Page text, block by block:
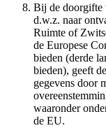
Bij de doorgifte
d.w.z. naar
Ruimte of
de Europese
bieden (derde
bieden), geeft
gegevens door
waaronder
de EU.